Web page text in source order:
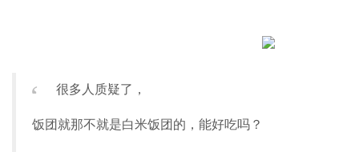
“ 很多人质疑了，
饭团就那不就是白米饭团的，能好吃吗？